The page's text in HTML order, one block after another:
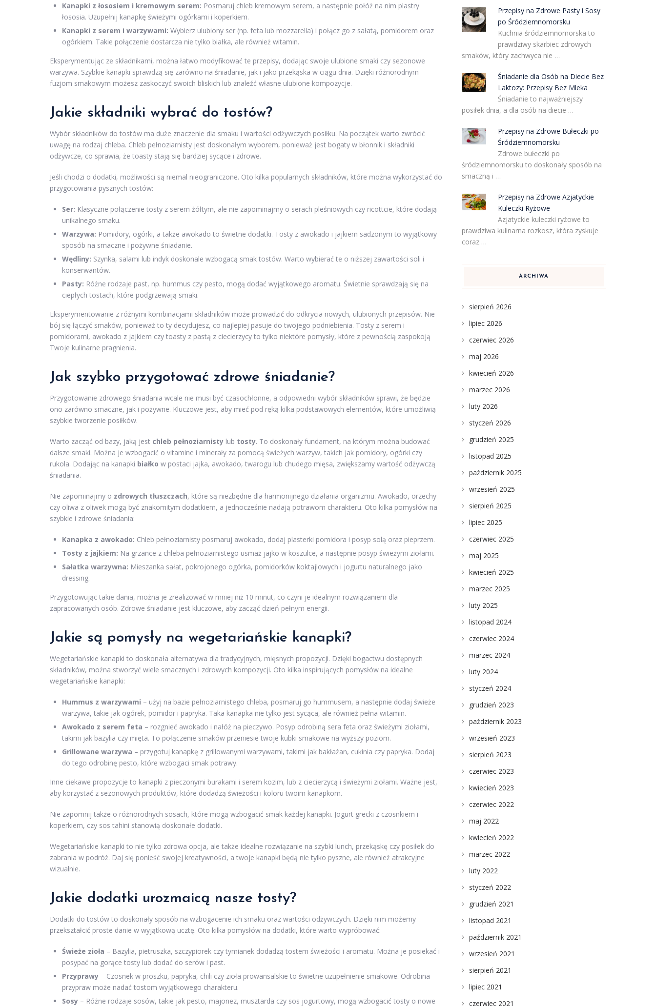
Kanapki z łososiem i kremowym serem: Posmaruj chleb kremowym serem, a następnie połóż na nim plastry
łososia. Uzupełnij kanapkę świeżymi ogórkami i koperkiem.
Kanapki z serem i warzywami: Wybierz ulubiony ser (np. feta lub mozzarella) i połącz go z sałatą, pomidorem oraz
ogórkiem. Takie połączenie dostarcza nie tylko białka, ale również witamin.
Eksperymentując ze składnikami, można łatwo modyfikować te przepisy, dodając swoje ulubione smaki czy sezonowe
warzywa. Szybkie kanapki sprawdzą się zarówno na śniadanie, jak i jako przekąska w ciągu dnia. Dzięki różnorodnym
fuzjom smakowym możesz zaskoczyć swoich bliskich lub znaleźć własne ulubione kompozycje.
Jakie składniki wybrać do tostów?
Wybór składników do tostów ma duże znaczenie dla smaku i wartości odżywczych posiłku. Na początek warto zwrócić
uwagę na rodzaj chleba. Chleb pełnoziarnisty jest doskonałym wyborem, ponieważ jest bogaty w błonnik i składniki
odżywcze, co sprawia, że toasty stają się bardziej sycące i zdrowe.
Jeśli chodzi o dodatki, możliwości są niemal nieograniczone. Oto kilka popularnych składników, które można wykorzystać do
przygotowania pysznych tostów:
Ser: Klasyczne połączenie tosty z serem żółtym, ale nie zapominajmy o serach pleśniowych czy ricottcie, które dodają
unikalnego smaku.
Warzywa: Pomidory, ogórki, a także awokado to świetne dodatki. Tosty z awokado i jajkiem sadzonym to wyjątkowy
sposób na smaczne i pożywne śniadanie.
Wędliny: Szynka, salami lub indyk doskonale wzbogacą smak tostów. Warto wybierać te o niższej zawartości soli i
konserwantów.
Pasty: Różne rodzaje past, np. hummus czy pesto, mogą dodać wyjątkowego aromatu. Świetnie sprawdzają się na
ciepłych tostach, które podgrzewają smaki.
Eksperymentowanie z różnymi kombinacjami składników może prowadzić do odkrycia nowych, ulubionych przepisów. Nie
bój się łączyć smaków, ponieważ to ty decydujesz, co najlepiej pasuje do twojego podniebienia. Tosty z serem i
pomidorami, awokado z jajkiem czy toasty z pastą z ciecierzycy to tylko niektóre pomysły, które z pewnością zaspokoją
Twoje kulinarne pragnienia.
Jak szybko przygotować zdrowe śniadanie?
Przygotowanie zdrowego śniadania wcale nie musi być czasochłonne, a odpowiedni wybór składników sprawi, że będzie
ono zarówno smaczne, jak i pożywne. Kluczowe jest, aby mieć pod ręką kilka podstawowych elementów, które umożliwią
szybkie tworzenie posiłków.
Warto zacząć od bazy, jaką jest chleb pełnoziarnisty lub tosty. To doskonały fundament, na którym można budować
dalsze smaki. Można je wzbogacić o vitamine i minerały za pomocą świeżych warzyw, takich jak pomidory, ogórki czy
rukola. Dodając na kanapki białko w postaci jajka, awokado, twarogu lub chudego mięsa, zwiększamy wartość odżywczą
śniadania.
Nie zapominajmy o zdrowych tłuszczach, które są niezbędne dla harmonijnego działania organizmu. Awokado, orzechy
czy oliwa z oliwek mogą być znakomitym dodatkiem, a jednocześnie nadają potrawom charakteru. Oto kilka pomysłów na
szybkie i zdrowe śniadania:
Kanapka z awokado: Chleb pełnoziarnisty posmaruj awokado, dodaj plasterki pomidora i posyp solą oraz pieprzem.
Tosty z jajkiem: Na grzance z chleba pełnoziarnistego usmaż jajko w koszulce, a następnie posyp świeżymi ziołami.
Sałatka warzywna: Mieszanka sałat, pokrojonego ogórka, pomidorków koktajlowych i jogurtu naturalnego jako
dressing.
Przygotowując takie dania, można je zrealizować w mniej niż 10 minut, co czyni je idealnym rozwiązaniem dla
zapracowanych osób. Zdrowe śniadanie jest kluczowe, aby zacząć dzień pełnym energii.
Jakie są pomysły na wegetariańskie kanapki?
Wegetariańskie kanapki to doskonała alternatywa dla tradycyjnych, mięsnych propozycji. Dzięki bogactwu dostępnych
składników, można stworzyć wiele smacznych i zdrowych kompozycji. Oto kilka inspirujących pomysłów na idealne
wegetariańskie kanapki:
Hummus z warzywami – użyj na bazie pełnoziarnistego chleba, posmaruj go hummusem, a następnie dodaj świeże
warzywa, takie jak ogórek, pomidor i papryka. Taka kanapka nie tylko jest sycąca, ale również pełna witamin.
Awokado z serem feta – rozgnieć awokado i nałóż na pieczywo. Posyp odrobiną sera feta oraz świeżymi ziołami,
takimi jak bazylia czy mięta. To połączenie smaków przeniesie twoje kubki smakowe na wyższy poziom.
Grillowane warzywa – przygotuj kanapkę z grillowanymi warzywami, takimi jak bakłażan, cukinia czy papryka. Dodaj
do tego odrobinę pesto, które wzbogaci smak potrawy.
Inne ciekawe propozycje to kanapki z pieczonymi burakami i serem kozim, lub z ciecierzycą i świeżymi ziołami. Ważne jest,
aby korzystać z sezonowych produktów, które dodadzą świeżości i koloru twoim kanapkom.
Nie zapomnij także o różnorodnych sosach, które mogą wzbogacić smak każdej kanapki. Jogurt grecki z czosnkiem i
koperkiem, czy sos tahini stanowią doskonałe dodatki.
Wegetariańskie kanapki to nie tylko zdrowa opcja, ale także idealne rozwiązanie na szybki lunch, przekąskę czy posiłek do
zabrania w podróż. Daj się ponieść swojej kreatywności, a twoje kanapki będą nie tylko pyszne, ale również atrakcyjne
wizualnie.
Jakie dodatki urozmaicą nasze tosty?
Dodatki do tostów to doskonały sposób na wzbogacenie ich smaku oraz wartości odżywczych. Dzięki nim możemy
przekształcić proste danie w wyjątkową ucztę. Oto kilka pomysłów na dodatki, które warto wypróbować:
Świeże zioła – Bazylia, pietruszka, szczypiorek czy tymianek dodadzą tostem świeżości i aromatu. Można je posiekać i
posypać na gorące tosty lub dodać do serów i past.
Przyprawy – Czosnek w proszku, papryka, chili czy zioła prowansalskie to świetne uzupełnienie smakowe. Odrobina
przypraw może nadać tostom wyjątkowego charakteru.
Sosy – Różne rodzaje sosów, takie jak pesto, majonez, musztarda czy sos jogurtowy, mogą wzbogacić tosty o nowe
Przepisy na Zdrowe Pasty i Sosy
po Śródziemnomorsku
Kuchnia śródziemnomorska to
prawdziwy skarbiec zdrowych
smaków, który zachwyca nie …
Śniadanie dla Osób na Diecie Bez
Laktozy: Przepisy Bez Mleka
Śniadanie to najważniejszy
posiłek dnia, a dla osób na diecie …
Przepisy na Zdrowe Bułeczki po
Śródziemnomorsku
Zdrowe bułeczki po
śródziemnomorsku to doskonały sposób na
smaczną i …
Przepisy na Zdrowe Azjatyckie
Kuleczki Ryżowe
Azjatyckie kuleczki ryżowe to
prawdziwa kulinarna rozkosz, która zyskuje
coraz …
ARCHIWA
sierpień 2026
lipiec 2026
czerwiec 2026
maj 2026
kwiecień 2026
marzec 2026
luty 2026
styczeń 2026
grudzień 2025
listopad 2025
październik 2025
wrzesień 2025
sierpień 2025
lipiec 2025
czerwiec 2025
maj 2025
kwiecień 2025
marzec 2025
luty 2025
listopad 2024
czerwiec 2024
marzec 2024
luty 2024
styczeń 2024
grudzień 2023
październik 2023
wrzesień 2023
sierpień 2023
czerwiec 2023
kwiecień 2023
czerwiec 2022
maj 2022
kwiecień 2022
marzec 2022
luty 2022
styczeń 2022
grudzień 2021
listopad 2021
październik 2021
wrzesień 2021
sierpień 2021
lipiec 2021
czerwiec 2021